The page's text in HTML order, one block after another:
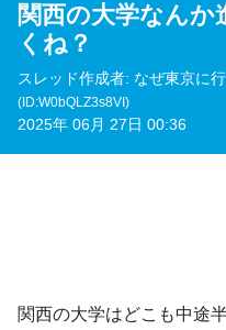
関西の大学なん
くね？
スレッド作成者: なぜ東京に
(ID:W0bQLZ3s8VI)
2025年 06月 27日 00:36
関西の大学はどこも中途